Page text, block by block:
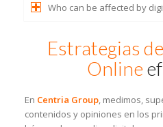
Who can be affected by
Estrategias
Online
En Centria Group, medimos,
contenidos y opiniones en los